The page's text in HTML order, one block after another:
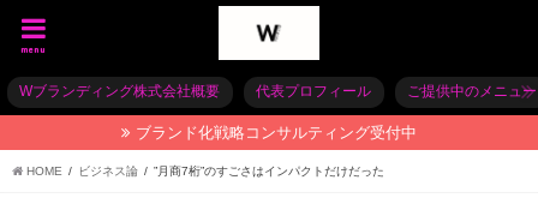
menu
Wブランディング株式会社概要 代表プロフィール ご提供中のメニュー
ブランド化戦略コンサルティング受付中
HOME ビジネス論 ”月商7桁”のすごさはインパクトだけだった